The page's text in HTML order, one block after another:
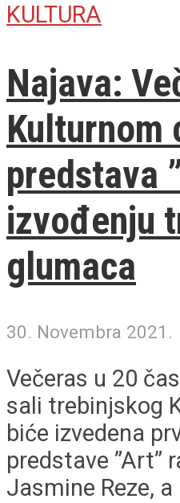
KULTURA
Najava:
Kulturnom
predstava
izvođenju
glumaca
30. Novembra 2021.
Večeras u 20
sali trebinjskog
biće izvedena
predstave ”Art”
Jasmine Reze, a